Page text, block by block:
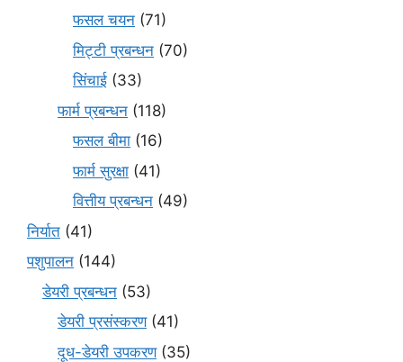
फसल चयन (71)
मि‌ट्टी प्रबन्धन (70)
सिंचाई (33)
फार्म प्रबन्धन (118)
फसल बीमा (16)
फार्म सुरक्षा (41)
वित्तीय प्रबन्धन (49)
निर्यात (41)
पशुपालन (144)
डेयरी प्रबन्धन (53)
डेयरी प्रसंस्करण(41)
दूध-डेयरी उपकरण(35)